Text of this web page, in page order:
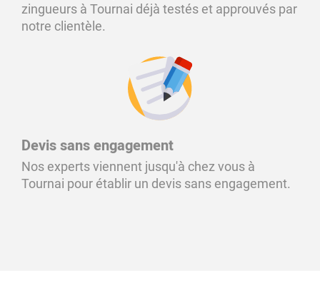
zingueurs à Tournai déjà testés et approuvés par
notre clientèle.
Devis sans engagement
Nos experts viennent jusqu'à chez vous à
Tournai pour établir un devis sans engagement.